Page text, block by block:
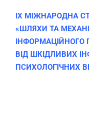
IX МІЖНАРОДНА
«ШЛЯХИ ТА
ІНФОРМАЦІЙНОГО
ВІД ШКІДЛИВИХ
ПСИХОЛОГІЧНИХ